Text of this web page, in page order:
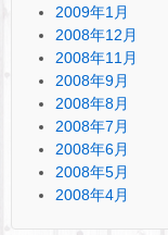
2009年1月
2008年12月
2008年11月
2008年9月
2008年8月
2008年7月
2008年6月
2008年5月
2008年4月